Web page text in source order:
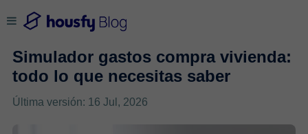
Simulador gastos compra vivienda:
todo lo que necesitas saber
Última versión: 16 Jul, 2026